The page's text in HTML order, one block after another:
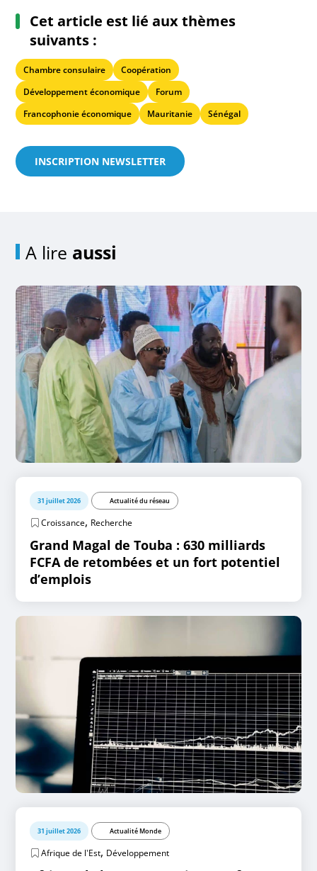
Cet article est lié aux thèmes
suivants :
Chambre consulaire
Coopération
Développement économique
Forum
Francophonie économique
Mauritanie Sénégal
INSCRIPTION NEWSLETTER
A lire aussi
31 juillet 2026 Actualité du réseau
Croissance, Recherche
Grand Magal de Touba : 630 milliards
FCFA de retombées et un fort potentiel
d’emplois
31 juillet 2026 Actualité Monde
Afrique de l'Est, Développement